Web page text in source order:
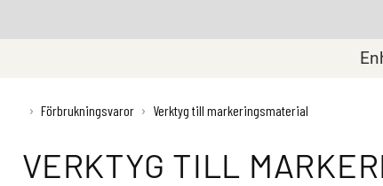
› Förbrukningsvaror › Verktyg till markeringsmaterial
VERKTYG TILL